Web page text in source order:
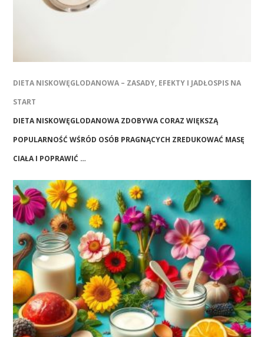
DIETA NISKOWĘGLODANOWA – ZASADY, EFEKTY I JADŁOSPIS NA
START
DIETA NISKOWĘGLODANOWA ZDOBYWA CORAZ WIĘKSZĄ
POPULARNOŚĆ WŚRÓD OSÓB PRAGNĄCYCH ZREDUKOWAĆ MASĘ
CIAŁA I POPRAWIĆ …